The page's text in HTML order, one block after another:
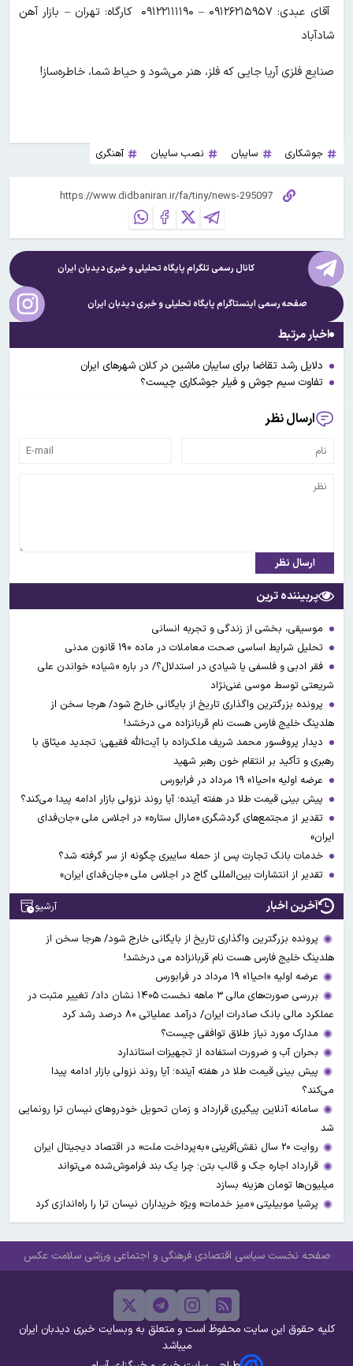
آقای عبدی: ۰۹۱۲۶۲۱۵۹۵۷ – ۰۹۱۲۲۱۱۱۱۹۰ کارگاه: تهران – بازار آهن
شادآباد
صنایع فلزی آریا جایی که فلز، هنر می‌شود و حیاط شما، خاطره‌ساز!
جوشکاری سایبان نصب سایبان آهنگری
کانال رسمی تلگرام پایگاه تحلیلی و خبریدیدبان ایران
صفحه رسمی اینستاگرام پایگاه تحلیلی و خبریدیدبان ایران
اخبار مرتبط
دلایل رشد تقاضا برای سایبان ماشین در کلان شهرهای ایران
تفاوت سیم جوش و فیلر جوشکاری چیست؟
ارسال نظر
ارسال نظر
پربیننده ترین
موسیقی، بخشی از زندگی و تجربه انسانی
تحلیل شرایط اساسی صحت معاملات در ماده ۱۹۰ قانون مدنی
فقر ادبی و فلسفی یا شیادی در استدلال؟/ در باره «شیاد» خواندن علی
شریعتی توسط موسی غنی‌نژاد
پرونده بزرگترین واگذاری تاریخ از بایگانی خارج شود/ هرجا سخن از
هلدینگ خلیج فارس هست نام قربانزاده می درخشد!
دیدار پروفسور محمد شریف ملک‌زاده با آیت‌الله فقیهی؛ تجدید میثاق با
رهبری و تأکید بر انتقام خون رهبر شهید
عرضه اولیه «احیا۱» ۱۹ مرداد در فرابورس
پیش بینی قیمت طلا در هفته آینده؛ آیا روند نزولی بازار ادامه پیدا می‌کند؟
تقدیر از مجتمع‌های گردشگری «مارال ستاره» در اجلاس ملی «جان‌فدای
ایران»
خدمات بانک تجارت پس از حمله سایبری چگونه از سر گرفته شد؟
تقدیر از انتشارات بین‌المللی گاج در اجلاس ملی «جان‌فدای ایران»
آخرین اخبار آرشیو
پرونده بزرگترین واگذاری تاریخ از بایگانی خارج شود/ هرجا سخن از
هلدینگ خلیج فارس هست نام قربانزاده می درخشد!
عرضه اولیه «احیا۱» ۱۹ مرداد در فرابورس
بررسی صورت‌های مالی ۳ ماهه نخست ۱۴۰۵ نشان داد/ تغییر مثبت در
عملکرد مالی بانک صادرات ایران/ درآمد عملیاتی ۸۰ درصد رشد کرد
مدارک مورد نیاز طلاق توافقی چیست؟
بحران آب و ضرورت استفاده از تجهیزات استاندارد
پیش بینی قیمت طلا در هفته آینده؛ آیا روند نزولی بازار ادامه پیدا
می‌کند؟
سامانه آنلاین پیگیری قرارداد‌ و زمان تحویل خودرو‌های نیسان ترا رونمایی
شد
روایت ۲۰ سال نقش‌آفرینی «به‌پرداخت ملت» در اقتصاد دیجیتال ایران
قرارداد اجاره جک و قالب بتن؛ چرا یک بند فراموش‌شده می‌تواند
میلیون‌ها تومان هزینه بسازد
پرشیا موبیلیتی «میز خدمات» ویژه خریداران نیسان ترا را راه‌اندازی کرد
صفحه نخست سیاسی اقتصادی فرهنگی و اجتماعی ورزشی سلامت عکس
کلیه حقوق این سایت محفوظ است و متعلق به وبسایت خبری دیدبان ایران
میباشد